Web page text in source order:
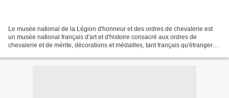
Le musée national de la Légion d'honneur et des ordres de chevalerie est
un musée national français d'art et d'histoire consacré aux ordres de
chevalerie et de mérite, décorations et médailles, tant français qu'étrangers.